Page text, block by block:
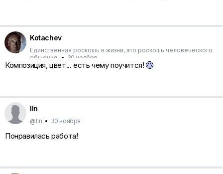
Kotachev
Единственная роскошь в жизни, это роскошь человеческого
общения.
• 30 ноября
Композиция, цвет... есть чему поучится!
lln
@lln • 30 ноября
Понравилась работа!